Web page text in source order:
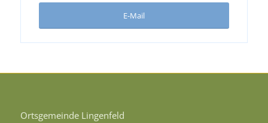
E-Mail
Ortsgemeinde Lingenfeld